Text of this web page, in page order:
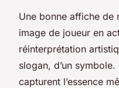
Une bonne affiche de
image de joueur en
réinterprétation
slogan, d’un
capturent l’essence